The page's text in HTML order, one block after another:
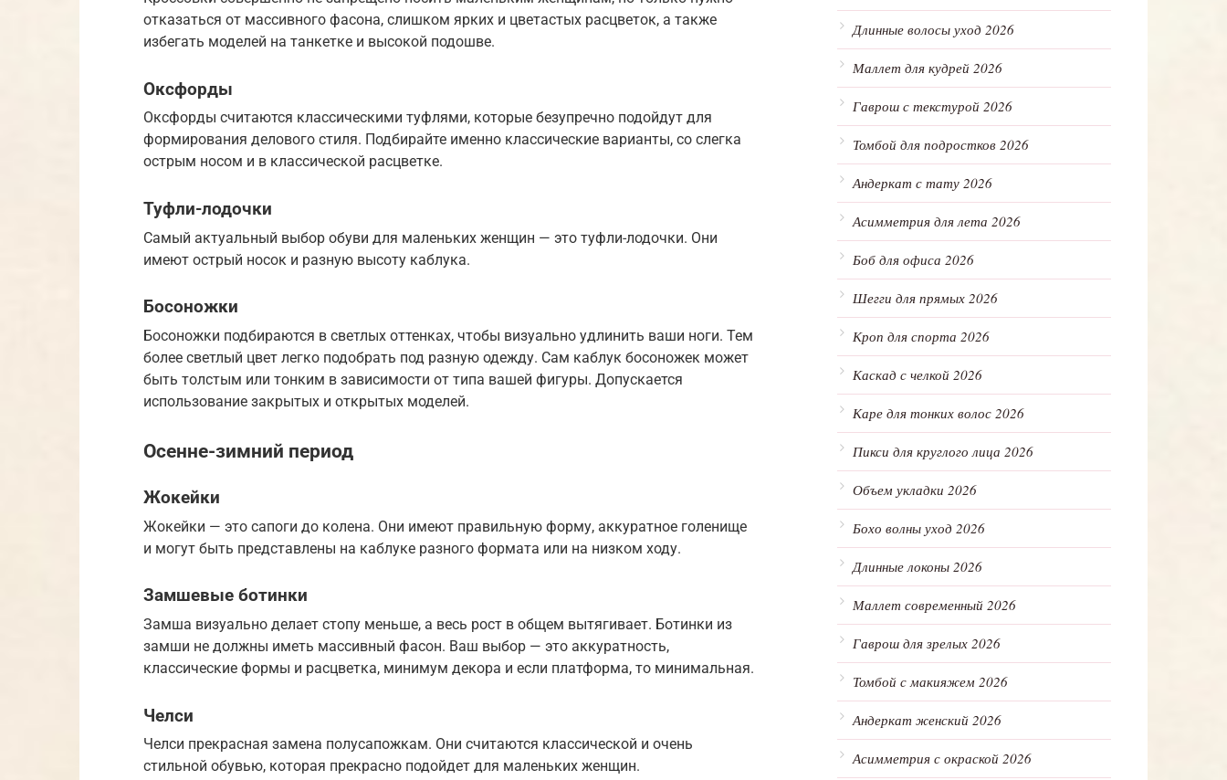
отказаться от массивного фасона, слишком ярких и цветастых расцветок, а также
избегать моделей на танкетке и высокой подошве.
Оксфорды
Оксфорды считаются классическими туфлями, которые безупречно подойдут для
формирования делового стиля. Подбирайте именно классические варианты, со слегка
острым носом и в классической расцветке.
Туфли-лодочки
Самый актуальный выбор обуви для маленьких женщин — это туфли-лодочки. Они
имеют острый носок и разную высоту каблука.
Босоножки
Босоножки подбираются в светлых оттенках, чтобы визуально удлинить ваши ноги. Тем
более светлый цвет легко подобрать под разную одежду. Сам каблук босоножек может
быть толстым или тонким в зависимости от типа вашей фигуры. Допускается
использование закрытых и открытых моделей.
Осенне-зимний период
Жокейки
Жокейки — это сапоги до колена. Они имеют правильную форму, аккуратное голенище
и могут быть представлены на каблуке разного формата или на низком ходу.
Замшевые ботинки
Замша визуально делает стопу меньше, а весь рост в общем вытягивает. Ботинки из
замши не должны иметь массивный фасон. Ваш выбор — это аккуратность,
классические формы и расцветка, минимум декора и если платформа, то минимальная.
Челси
Челси прекрасная замена полусапожкам. Они считаются классической и очень
стильной обувью, которая прекрасно подойдет для маленьких женщин.
Длинные волосы уход 2026
Маллет для кудрей 2026
Гаврош с текстурой 2026
Томбой для подростков 2026
Андеркат с тату 2026
Асимметрия для лета 2026
Боб для офиса 2026
Шегги для прямых 2026
Кроп для спорта 2026
Каскад с челкой 2026
Каре для тонких волос 2026
Пикси для круглого лица 2026
Объем укладки 2026
Бохо волны уход 2026
Длинные локоны 2026
Маллет современный 2026
Гаврош для зрелых 2026
Томбой с макияжем 2026
Андеркат женский 2026
Асимметрия с окраской 2026